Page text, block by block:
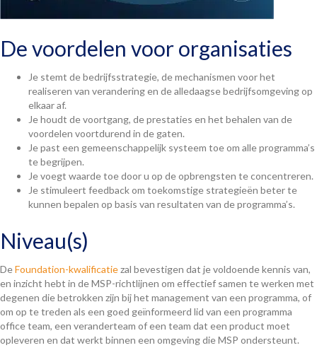
De voordelen voor organisaties
Je stemt de bedrijfsstrategie, de mechanismen voor het
realiseren van verandering en de alledaagse bedrijfsomgeving op
elkaar af.
Je houdt de voortgang, de prestaties en het behalen van de
voordelen voortdurend in de gaten.
Je past een gemeenschappelijk systeem toe om alle programma’s
te begrijpen.
Je voegt waarde toe door u op de opbrengsten te concentreren.
Je stimuleert feedback om toekomstige strategieën beter te
kunnen bepalen op basis van resultaten van de programma’s.
Niveau(s)
DeFoundation-kwalificatiezal bevestigen dat je voldoende kennis van,
en inzicht hebt in de MSP-richtlijnen om effectief samen te werken met
degenen die betrokken zijn bij het management van een programma, of
om op te treden als een goed geïnformeerd lid van een programma
office team, een veranderteam of een team dat een product moet
opleveren en dat werkt binnen een omgeving die MSP ondersteunt.